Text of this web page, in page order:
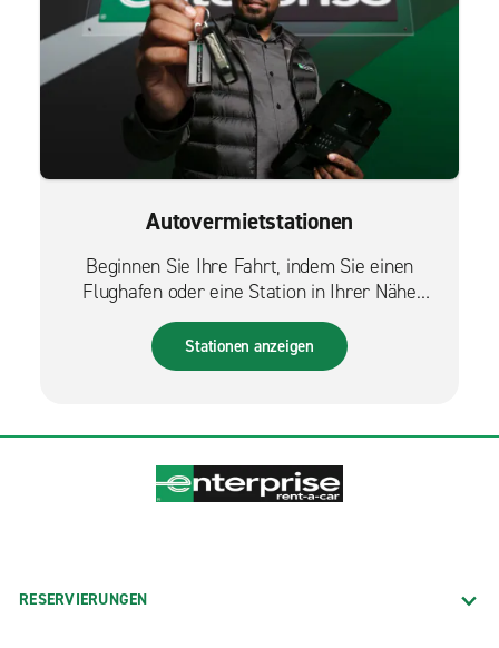
Autovermietstationen
Beginnen Sie Ihre Fahrt, indem Sie einen
Flughafen oder eine Station in Ihrer Nähe
finden.
Stationen anzeigen
RESERVIERUNGEN